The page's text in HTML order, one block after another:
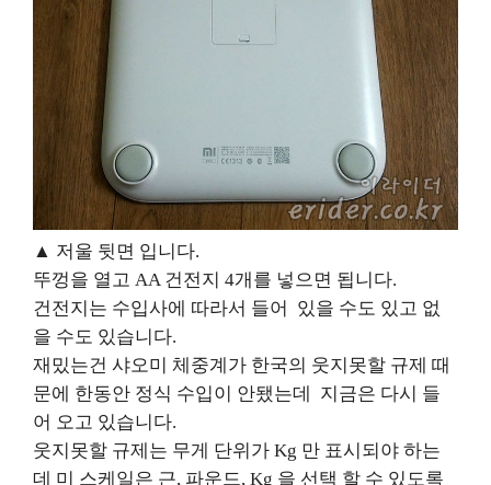
▲ 저울 뒷면 입니다.
뚜껑을 열고 AA 건전지 4개를 넣으면 됩니다.
건전지는 수입사에 따라서 들어
있을 수도 있고 없
을 수도 있습니다.
재밌는건 샤오미 체중계가 한국의 웃지못할 규제 때
문에 한동안 정식 수입이 안됐는데
지금은 다시 들
어 오고 있습니다.
웃지못할 규제는 무게 단위가 Kg 만 표시되야 하는
데 미 스케일은 근, 파운드, Kg 을 선택 할 수 있도록